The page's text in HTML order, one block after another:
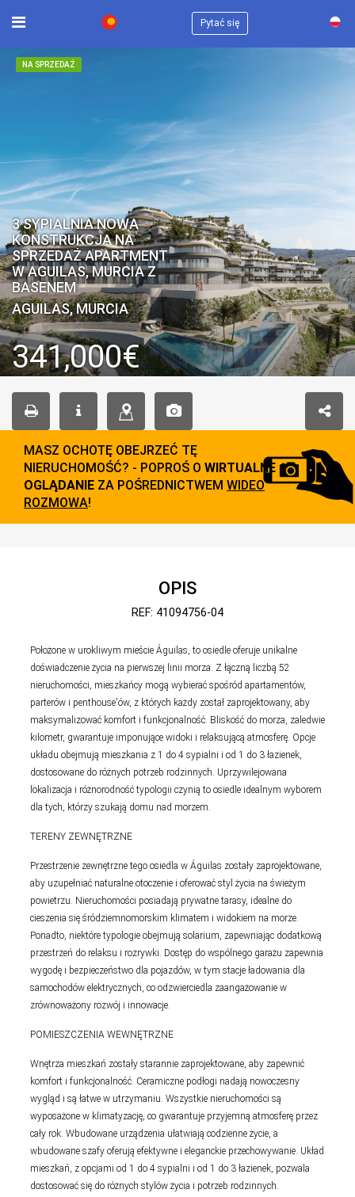
Pytać się
NA SPRZEDAŻ
3 SYPIALNIA NOWA
KONSTRUKCJA NA
SPRZEDAŻ APARTMENT
W AGUILAS, MURCIA Z
BASENEM
AGUILAS, MURCIA
341,000€
MASZ OCHOTĘ OBEJRZEĆ TĘ
NIERUCHOMOŚĆ? - POPROŚ O WIRTUALNE
OGLĄDANIE ZA POŚREDNICTWEM WIDEO
ROZMOWA!
OPIS
REF: 41094756-04
Położone w urokliwym mieście Águilas, to osiedle oferuje unikalne
doświadczenie życia na pierwszej linii morza. Z łączną liczbą 52
nieruchomości, mieszkańcy mogą wybierać spośród apartamentów,
parterów i penthouse'ów, z których każdy został zaprojektowany, aby
maksymalizować komfort i funkcjonalność. Bliskość do morza, zaledwie
kilometr, gwarantuje imponujące widoki i relaksującą atmosferę. Opcje
układu obejmują mieszkania z 1 do 4 sypialni i od 1 do 3 łazienek,
dostosowane do różnych potrzeb rodzinnych. Uprzywilejowana
lokalizacja i różnorodność typologii czynią to osiedle idealnym wyborem
dla tych, którzy szukają domu nad morzem.
TERENY ZEWNĘTRZNE
Przestrzenie zewnętrzne tego osiedla w Águilas zostały zaprojektowane,
aby uzupełniać naturalne otoczenie i oferować styl życia na świeżym
powietrzu. Nieruchomości posiadają prywatne tarasy, idealne do
cieszenia się śródziemnomorskim klimatem i widokiem na morze.
Ponadto, niektóre typologie obejmują solarium, zapewniając dodatkową
przestrzeń do relaksu i rozrywki. Dostęp do wspólnego garażu zapewnia
wygodę i bezpieczeństwo dla pojazdów, w tym stacje ładowania dla
samochodów elektrycznych, co odzwierciedla zaangażowanie w
zrównoważony rozwój i innowacje.
POMIESZCZENIA WEWNĘTRZNE
Wnętrza mieszkań zostały starannie zaprojektowane, aby zapewnić
komfort i funkcjonalność. Ceramiczne podłogi nadają nowoczesny
wygląd i są łatwe w utrzymaniu. Wszystkie nieruchomości są
wyposażone w klimatyzację, co gwarantuje przyjemną atmosferę przez
cały rok. Wbudowane urządzenia ułatwiają codzienne życie, a
wbudowane szafy oferują efektywne i eleganckie przechowywanie. Układ
mieszkań, z opcjami od 1 do 4 sypialni i od 1 do 3 łazienek, pozwala
dostosować się do różnych stylów życia i potrzeb rodzinnych.